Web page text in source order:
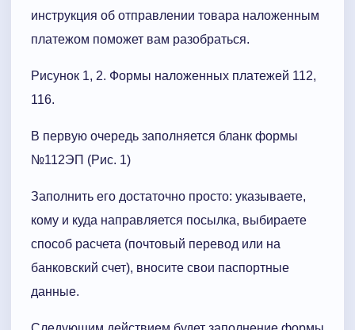
инструкция об отправлении товара наложенным
платежом поможет вам разобраться.
Рисунок 1, 2. Формы наложенных платежей 112,
116.
В первую очередь заполняется бланк формы
№112ЭП (Рис. 1)
Заполнить его достаточно просто: указываете,
кому и куда направляется посылка, выбираете
способ расчета (почтовый перевод или на
банковский счет), вносите свои паспортные
данные.